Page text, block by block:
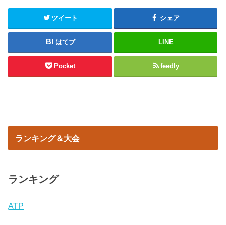
ツイート シェア
はてブ LINE
Pocket feedly
ランキング＆大会
ランキング
ATP